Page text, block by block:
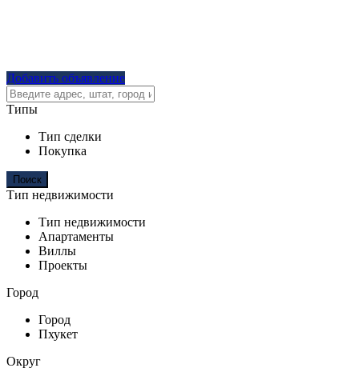
Добавить объявление
Типы
Тип сделки
Покупка
Тип недвижимости
Тип недвижимости
Апартаменты
Виллы
Проекты
Город
Город
Пхукет
Округ